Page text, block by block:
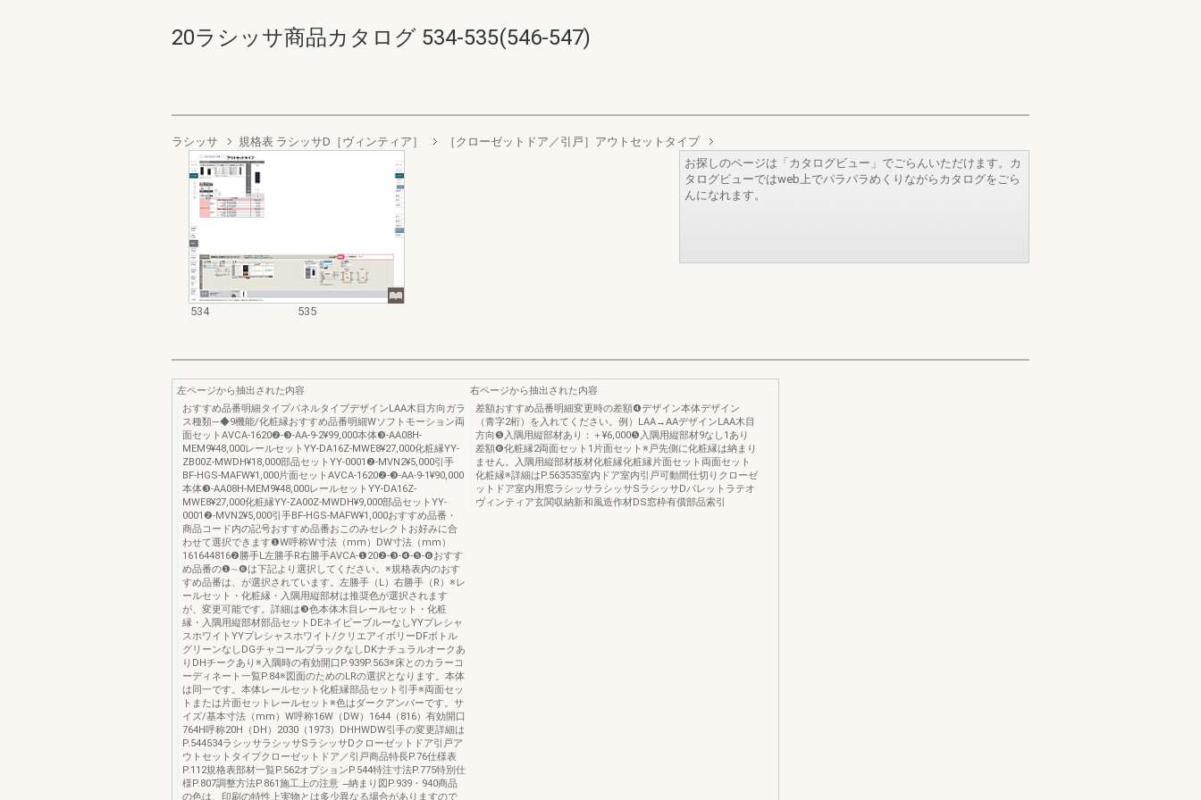
20ラシッサ商品カタログ 534-535(546-547)
ラシッサ 規格表 ラシッサD［ヴィンティア］ ［クローゼットドア／引戸］アウトセットタイプ
534 535
お探しのページは「カタログビュー」でごらんいただけます。カ
タログビューではweb上でパラパラめくりながらカタログをごら
んになれます。
左ページから抽出された内容
おすすめ品番明細タイプパネルタイプデザインLAA木目方向ガラ
ス種類―◆9機能/化粧縁おすすめ品番明細Wソフトモーション両
面セットAVCA-1620❷-❸-AA-9-2¥99,000本体❸-AA08H-
MEM9¥48,000レールセットYY-DA16Z-MWE8¥27,000化粧縁YY-
ZB00Z-MWDH¥18,000部品セットYY-0001❷-MVN2¥5,000引手
BF-HGS-MAFW¥1,000片面セットAVCA-1620❷-❸-AA-9-1¥90,000
本体❸-AA08H-MEM9¥48,000レールセットYY-DA16Z-
MWE8¥27,000化粧縁YY-ZA00Z-MWDH¥9,000部品セットYY-
0001❷-MVN2¥5,000引手BF-HGS-MAFW¥1,000おすすめ品番・
商品コード内の記号おすすめ品番おこのみセレクトお好みに合
わせて選択できます❶W呼称W寸法（mm）DW寸法（mm）
161644816❷勝手L左勝手R右勝手AVCA-❶20❷-❸-❹-❺-❻おすす
め品番の❶∼❻は下記より選択してください。※規格表内のおす
すめ品番は、が選択されています。左勝手（L）右勝手（R）※レ
ールセット・化粧縁・入隅用縦部材は推奨色が選択されます
が、変更可能です。詳細は❸色本体木目レールセット・化粧
縁・入隅用縦部材部品セットDEネイビーブルーなしYYプレシャ
スホワイトYYプレシャスホワイト/クリエアイボリーDFボトル
グリーンなしDGチャコールブラックなしDKナチュラルオークあ
りDHチークあり※入隅時の有効開口P.939P.563※床とのカラーコ
ーディネート一覧P.84※図面のためのLRの選択となります。本体
は同一です。本体レールセット化粧縁部品セット引手※両面セッ
トまたは片面セットレールセット※色はダークアンバーです。サ
イズ/基本寸法（mm）W呼称16W（DW）1644（816）有効開口
764H呼称20H（DH）2030（1973）DHHWDW引手の変更詳細は
P.544534ラシッサラシッサSラシッサDクローゼットドア引戸ア
ウトセットタイプクローゼットドア／引戸商品特長P.76仕様表
P.112規格表部材一覧P.562オプションP.544特注寸法P.775特別仕
様P.807調整方法P.861施工上の注意 ̶納まり図P.939・940商品
の色は、印刷の特性上実物とは多少異なる場合がありますので
右ページから抽出された内容
差額おすすめ品番明細変更時の差額❹デザイン本体デザイン
（青字2桁）を入れてください。例）LAA→AAデザインLAA木目
方向❺入隅用縦部材あり：＋¥6,000❺入隅用縦部材9なし1あり
差額❻化粧縁2両面セット1片面セット※戸先側に化粧縁は納まり
ません。入隅用縦部材板材化粧縁化粧縁片面セット両面セット
化粧縁※詳細はP.563535室内ドア室内引戸可動間仕切りクローゼ
ットドア室内用窓ラシッサラシッサSラシッサDパレットラテオ
ヴィンティア玄関収納新和風造作材DS窓枠有償部品索引